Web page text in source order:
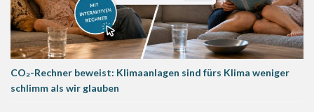
CO₂-Rechner beweist: Klimaanlagen sind fürs Klima weniger
schlimm als wir glauben